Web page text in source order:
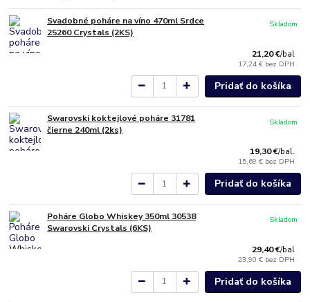
Svadobné poháre na víno 470ml Srdce
25260 Crystals (2KS)
21,20 €/bal
17,24 € bez DPH
Skladom
Pridať do košíka
Swarovski koktejlové poháre 31781
čierne 240ml (2ks)
19,30 €/bal.
15,69 € bez DPH
Skladom
Pridať do košíka
Poháre Globo Whiskey 350ml 30538
Swarovski Crystals (6KS)
29,40 €/bal
23,90 € bez DPH
Skladom
Pridať do košíka